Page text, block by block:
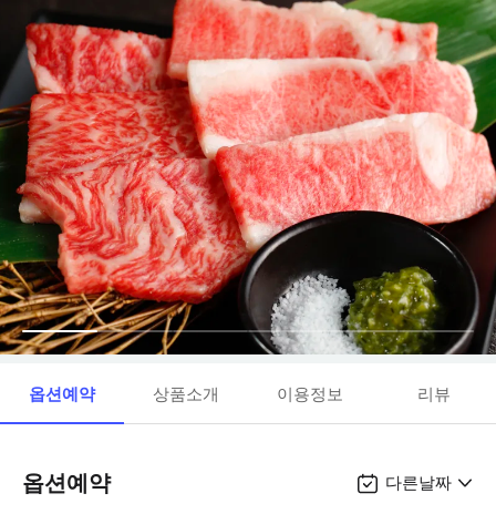
옵션예약 상품소개 이용정보 리뷰
옵션예약 다른날짜